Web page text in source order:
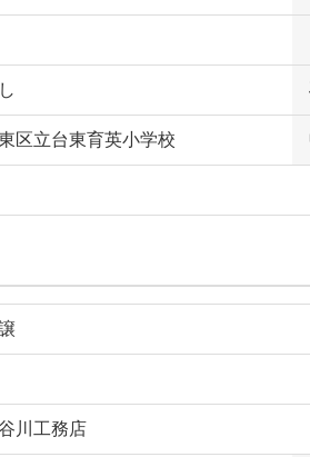
区立台東育英小学校
川工務店